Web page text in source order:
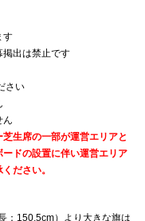
す
掲出は禁止です
さい
ん
生席の一部が運営エリアと
ドの設置に伴い運営エリア
ださい。
：150.5cm）より大きな旗は